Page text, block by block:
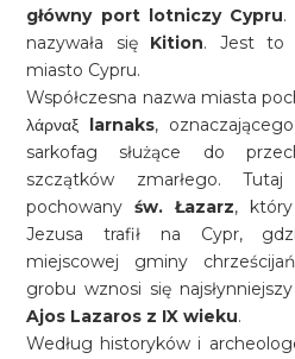
główny port lotniczy Cypru.
nazywała się Kition. Jest to
miasto Cypru.
Współczesna nazwa miasta
λάρναξ larnaks,
sarkofag służące do
szczątków zmarłego.
pochowanyśw. Łazarz,
Jezusa trafił na Cypr,
miejscowej gminy
grobu wznosi się
Ajos Lazaros z IX wieku.
Według historyków i